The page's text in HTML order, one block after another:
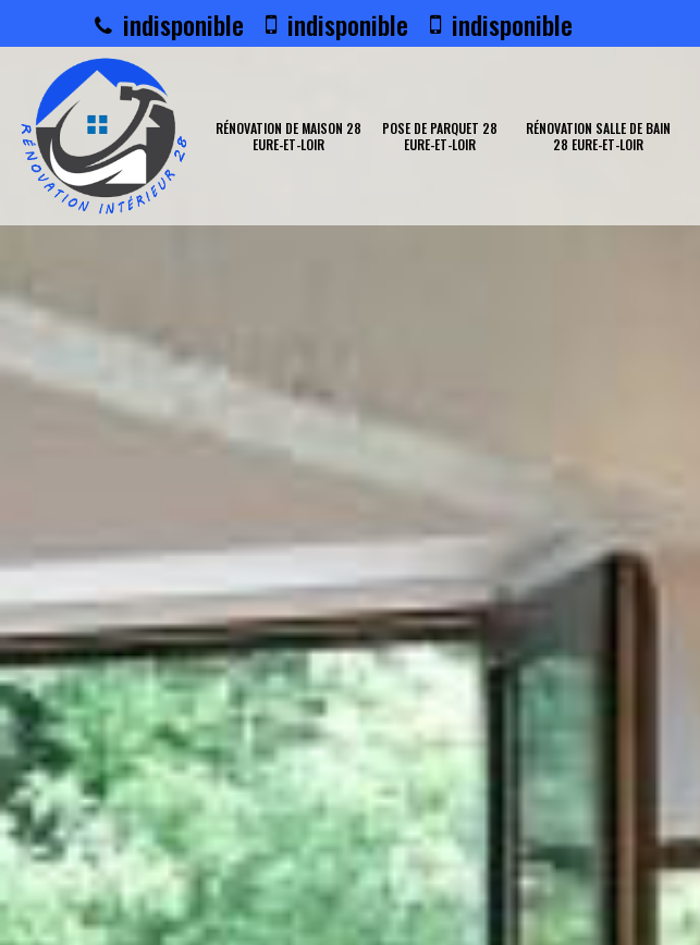
indisponible indisponible indisponible
RÉNOVATION DE MAISON 28
EURE-ET-LOIR
POSE DE PARQUET 28
EURE-ET-LOIR
RÉNOVATION SALLE DE BAIN
28 EURE-ET-LOIR